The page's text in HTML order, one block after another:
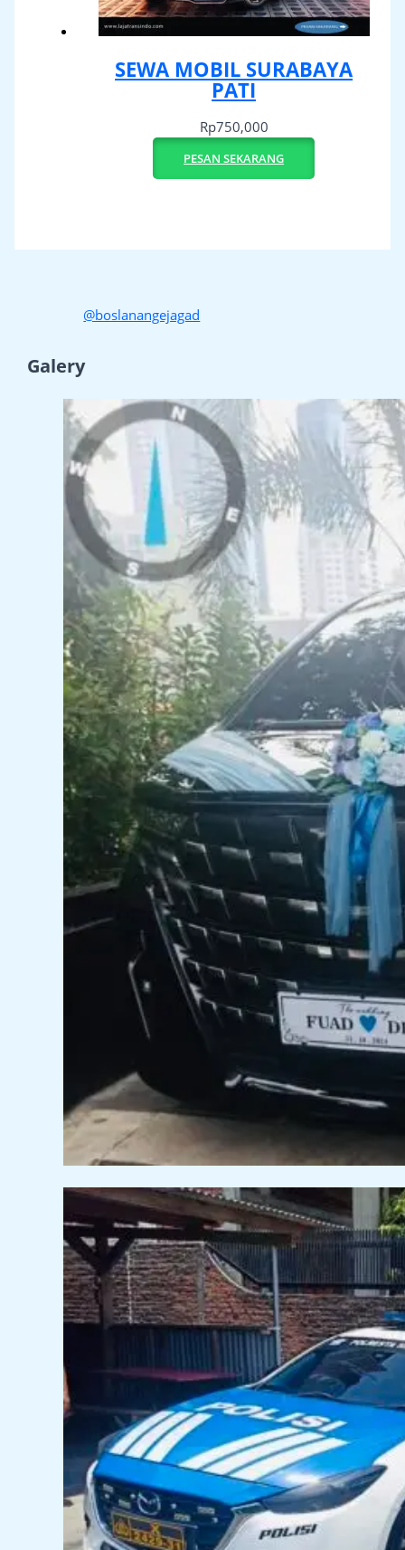
SEWA MOBIL SURABAYA
PATI
Rp750,000
PESAN SEKARANG
@boslanangejagad
Galery